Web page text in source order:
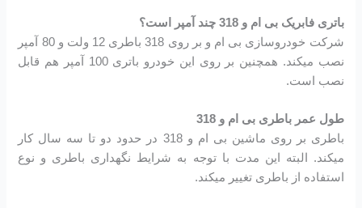
باتری فابریک بی ام و 318 چند آمپر است؟
شرکت خودروسازی بی ام و بر روی 318 باطری 12 ولت و 80 آمپر
نصب میکند. همچنین بر روی این خودرو باتری 100 آمپر هم قابل
نصب است.
طول عمر باطری بی ام و 318
باطری بر روی ماشین بی ام و 318 در حدود دو تا سه سال کار
میکند. البته این مدت با توجه به شرایط نگهداری باطری و نوع
استفاده از باطری تغییر میکند.